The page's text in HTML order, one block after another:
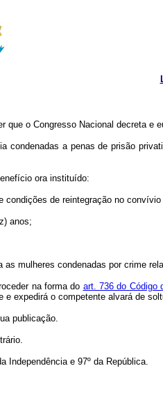
que o Congresso Nacional decreta e
condenadas a penas de prisão
ora instituído:
condições de reintegração no
anos;
as mulheres condenadas por crime
na forma do art. 736 do Código
e expedirá o competente alvará de
publicação.
Independência e 97º da República.